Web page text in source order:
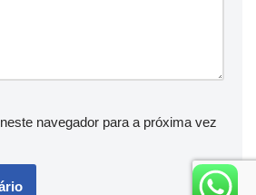
navegador para a próxima vez